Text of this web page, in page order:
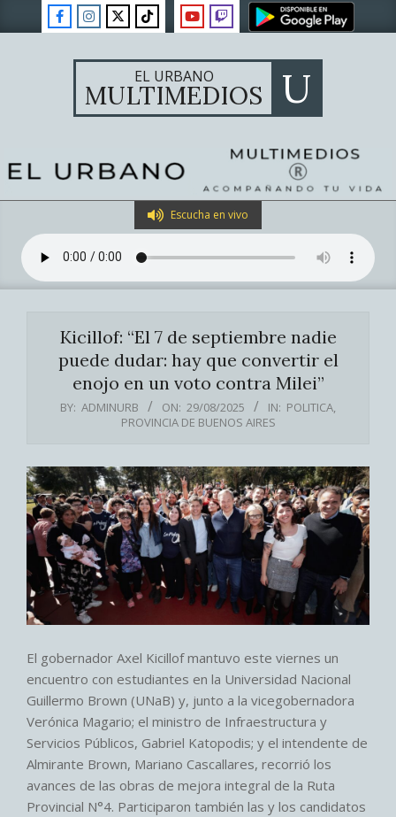
to
EL URBANO
MULTIMEDIOS U
Navigation
Menu
Escucha en vivo
Kicillof: “El 7 de septiembre nadie
puede dudar: hay que convertir el
enojo en un voto contra Milei”
BY: ADMINURB ON: 29/08/2025 IN: POLITICA,
PROVINCIA DE BUENOS AIRES
El gobernador Axel Kicillof mantuvo este viernes un
encuentro con estudiantes en la Universidad Nacional
Guillermo Brown (UNaB) y, junto a la vicegobernadora
Verónica Magario; el ministro de Infraestructura y
Servicios Públicos, Gabriel Katopodis; y el intendente de
Almirante Brown, Mariano Cascallares, recorrió los
avances de las obras de mejora integral de la Ruta
Provincial N°4. Participaron también las y los candidatos